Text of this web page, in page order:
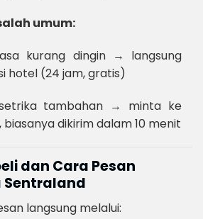
umum:
kurang dingin → langsung
hotel (24 jam, gratis)
tambahan → minta ke
biasanya dikirim dalam 10 menit
dan Cara Pesan
Sentraland
langsung melalui: